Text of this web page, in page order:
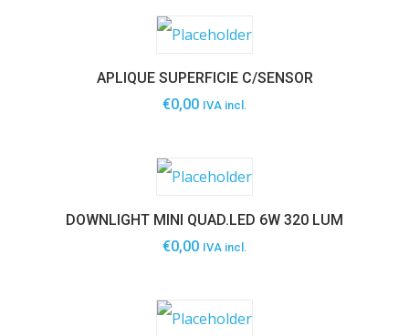
APLIQUE SUPERFICIE C/SENSOR
€0,00 IVA incl.
DOWNLIGHT MINI QUAD.LED 6W 320 LUM
€0,00 IVA incl.